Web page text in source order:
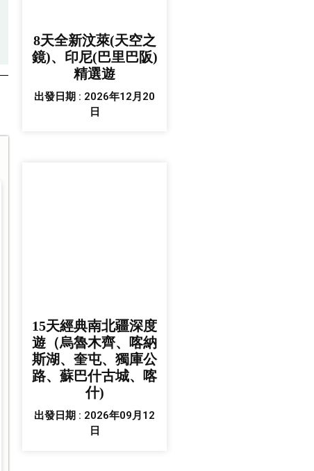
8天全新汶萊(天空之
鏡)、印尼(巴里巴阪)
精選遊
出發日期 : 2026年12月20
日
15天經典南北疆深度
遊（烏魯木齊、喀納
斯湖、奎屯、獨庫公
路、蘇巴什古城、喀
什)
出發日期 : 2026年09月12
日